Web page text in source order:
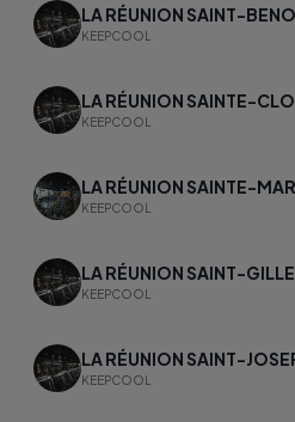
LA RÉUNION SAINT-
KEEPCOOL
LA RÉUNION SAINTE-
KEEPCOOL
LA RÉUNION SAINTE-
KEEPCOOL
LA RÉUNION SAINT-
KEEPCOOL
LA RÉUNION SAINT-
KEEPCOOL